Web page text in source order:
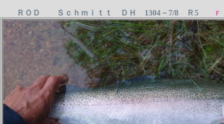
ＲＯＤ Ｓｃｈｍｉｔｔ ＤＨ 1304－7/8 Ｒ5